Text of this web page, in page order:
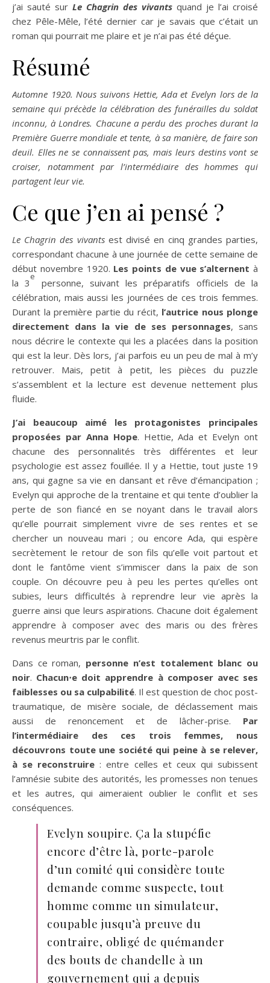
j’ai sauté sur Le Chagrin des vivants quand je l’ai croisé
chez Pêle-Mêle, l’été dernier car je savais que c’était un
roman qui pourrait me plaire et je n’ai pas été déçue.
Résumé
Automne 1920. Nous suivons Hettie, Ada et Evelyn lors de la
semaine qui précède la célébration des funérailles du soldat
inconnu, à Londres. Chacune a perdu des proches durant la
Première Guerre mondiale et tente, à sa manière, de faire son
deuil. Elles ne se connaissent pas, mais leurs destins vont se
croiser, notamment par l’intermédiaire des hommes qui
partagent leur vie.
Ce que j’en ai pensé ?
Le Chagrin des vivantsest divisé en cinq grandes parties,
correspondant chacune à une journée de cette semaine de
début novembre 1920. Les points de vue s’alternent à
la 3
e
personne, suivant les préparatifs officiels de la
célébration, mais aussi les journées de ces trois femmes.
Durant la première partie du récit, l’autrice nous plonge
directement dans la vie de ses personnages, sans
nous décrire le contexte qui les a placées dans la position
qui est la leur. Dès lors, j’ai parfois eu un peu de mal à m’y
retrouver. Mais, petit à petit, les pièces du puzzle
s’assemblent et la lecture est devenue nettement plus
fluide.
J’ai beaucoup aimé les protagonistes principales
proposées par Anna Hope. Hettie, Ada et Evelyn ont
chacune des personnalités très différentes et leur
psychologie est assez fouillée. Il y a Hettie, tout juste 19
ans, qui gagne sa vie en dansant et rêve d’émancipation ;
Evelyn qui approche de la trentaine et qui tente d’oublier la
perte de son fiancé en se noyant dans le travail alors
qu’elle pourrait simplement vivre de ses rentes et se
chercher un nouveau mari ; ou encore Ada, qui espère
secrètement le retour de son fils qu’elle voit partout et
dont le fantôme vient s’immiscer dans la paix de son
couple. On découvre peu à peu les pertes qu’elles ont
subies, leurs difficultés à reprendre leur vie après la
guerre ainsi que leurs aspirations. Chacune doit également
apprendre à composer avec des maris ou des frères
revenus meurtris par le conflit.
Dans ce roman, personne n’est totalement blanc ou
noir. Chacun⋅e doit apprendre à composer avec ses
faiblesses ou sa culpabilité. Il est question de choc post-
traumatique, de misère sociale, de déclassement mais
aussi de renoncement et de lâcher-prise. Par
l’intermédiaire des ces trois femmes, nous
découvrons toute une société qui peine à se relever,
à se reconstruire : entre celles et ceux qui subissent
l’amnésie subite des autorités, les promesses non tenues
et les autres, qui aimeraient oublier le conflit et ses
conséquences.
Evelyn soupire. Ça la stupéfie
encore d’être là, porte-parole
d’un comité qui considère toute
demande comme suspecte, tout
homme comme un simulateur,
coupable jusqu’à preuve du
contraire, obligé de quémander
des bouts de chandelle à un
gouvernement qui a depuis